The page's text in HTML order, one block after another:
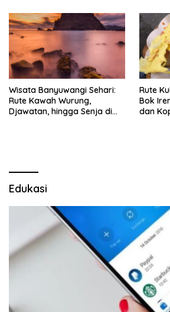
Wisata Banyuwangi Sehari:
Rute Kawah Wurung,
Djawatan, hingga Senja di
Rute
Bok
dan
Edukasi